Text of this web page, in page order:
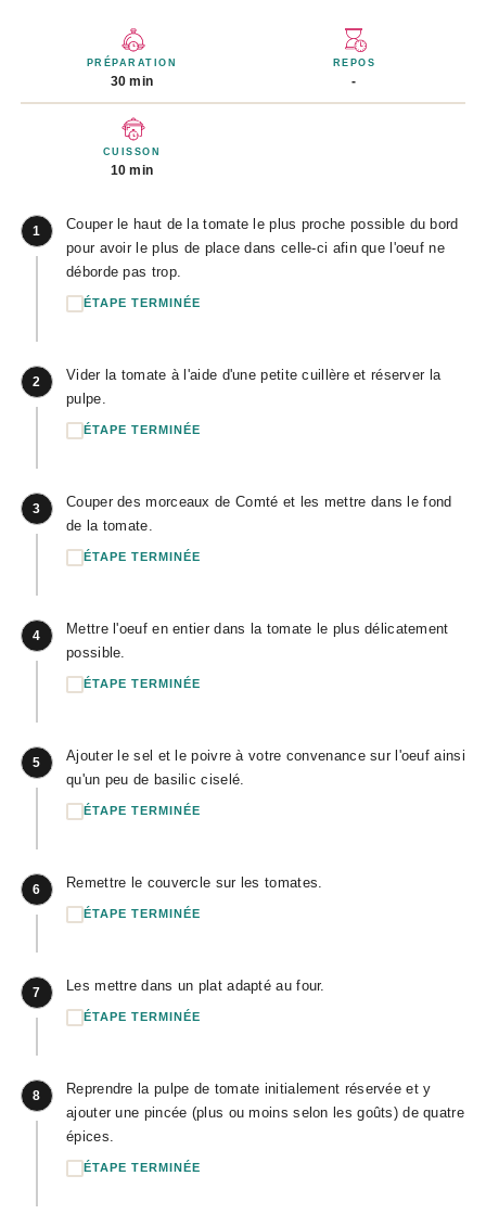
PRÉPARATION
30 min
REPOS
-
CUISSON
10 min
1
Couper le haut de la tomate le plus proche possible du bord
pour avoir le plus de place dans celle-ci afin que l'oeuf ne
déborde pas trop.
ÉTAPE TERMINÉE
2
Vider la tomate à l'aide d'une petite cuillère et réserver la
pulpe.
ÉTAPE TERMINÉE
3
Couper des morceaux de Comté et les mettre dans le fond
de la tomate.
ÉTAPE TERMINÉE
4
Mettre l'oeuf en entier dans la tomate le plus délicatement
possible.
ÉTAPE TERMINÉE
5
Ajouter le sel et le poivre à votre convenance sur l'oeuf ainsi
qu'un peu de basilic ciselé.
ÉTAPE TERMINÉE
6 Remettre le couvercle sur les tomates.
ÉTAPE TERMINÉE
7 Les mettre dans un plat adapté au four.
ÉTAPE TERMINÉE
8
Reprendre la pulpe de tomate initialement réservée et y
ajouter une pincée (plus ou moins selon les goûts) de quatre
épices.
ÉTAPE TERMINÉE